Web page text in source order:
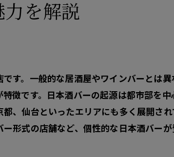
を解説
す。一般的な居酒屋やワインバーとは異
徴です。日本酒バーの起源は都市部を
、仙台といったエリアにも多く展開さ
形式の店舗など、個性的な日本酒バーが